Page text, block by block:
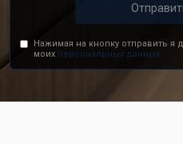
Нажимая на кнопку отправить я
моих персональных данных.